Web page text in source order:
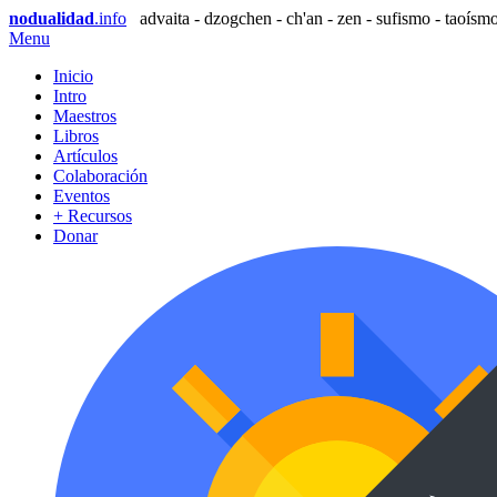
nodualidad.info
advaita - dzogchen - ch'an - zen - sufismo -
Menu
Inicio
Intro
Maestros
Libros
Artículos
Colaboración
Eventos
+ Recursos
Donar